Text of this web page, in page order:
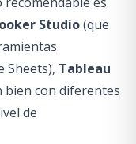
Studio(que
Sheets), Tableau
con diferentes
de